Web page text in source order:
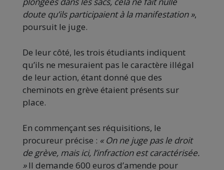
doute qu’ils participaient à la manifestation »,
poursuit le juge.
De leur côté, les trois étudiants indiquent
qu’ils ne mesuraient pas le caractère illégal
de leur action, étant donné que des
cheminots en grève étaient présents sur
place.
En commençant ses réquisitions, le
procureur précise : « On ne juge pas le droit
de grève, mais ici, l’infraction est caractérisée.
»Il demande 600 euros d’amende pour